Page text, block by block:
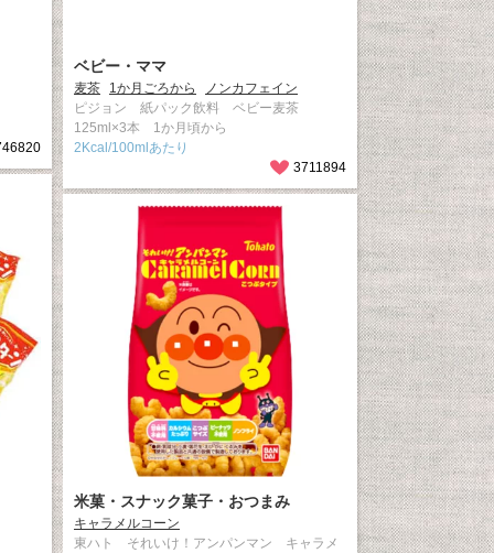
ベビー・ママ
麦茶 1か月ごろから
ノンカフェイン
ピジョン 紙パック飲料 ベビー麦茶
125ml×3本 1か月頃から
2Kcal/100mlあたり
3711894
米菓・スナック菓子・おつまみ
キャラメルコーン
東ハト それいけ！アンパンマン キャラメ